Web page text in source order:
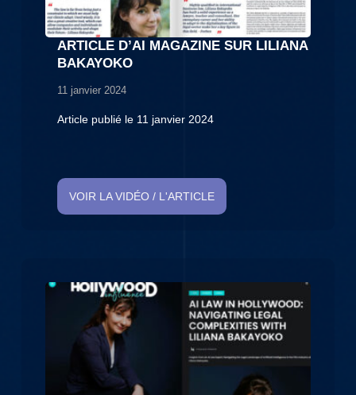
ARTICLE D’AI MAGAZINE SUR LILIANA
BAKAYOKO
11 janvier 2024
Article publié le 11 janvier 2024
VOIR LA VIDÉO / L'ARTICLE